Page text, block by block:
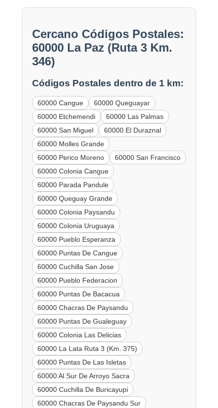
Cercano Códigos Postales:
60000 La Paz (Ruta 3 Km.
346)
Códigos Postales dentro de 1 km:
60000 Cangue
60000 Queguayar
60000 Etchemendi
60000 Las Palmas
60000 San Miguel
60000 El Duraznal
60000 Molles Grande
60000 Perico Moreno
60000 San Francisco
60000 Colonia Cangue
60000 Parada Pandule
60000 Queguay Grande
60000 Colonia Paysandu
60000 Colonia Uruguaya
60000 Pueblo Esperanza
60000 Puntas De Cangue
60000 Cuchilla San Jose
60000 Pueblo Federacion
60000 Puntas De Bacacua
60000 Chacras De Paysandu
60000 Puntas De Gualeguay
60000 Colonia Las Delicias
60000 La Lata Ruta 3 (Km. 375)
60000 Puntas De Las Isletas
60000 Al Sur De Arroyo Sacra
60000 Cuchilla De Buricayupi
60000 Chacras De Paysandu Sur